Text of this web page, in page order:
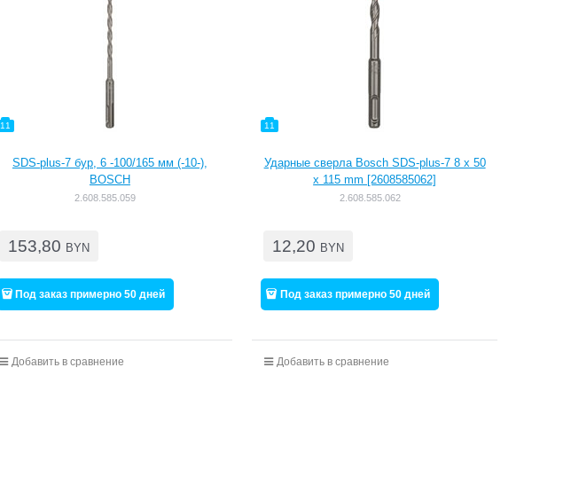
11
SDS-plus-7 бур, 6 -100/165 мм (-10-),
BOSCH
2.608.585.059
153,80 BYN
Под заказ примерно 50 дней
Добавить в сравнение
11
Ударные сверла Bosch SDS-plus-7 8 x 50
x 115 mm [2608585062]
2.608.585.062
12,20 BYN
Под заказ примерно 50 дней
Добавить в сравнение